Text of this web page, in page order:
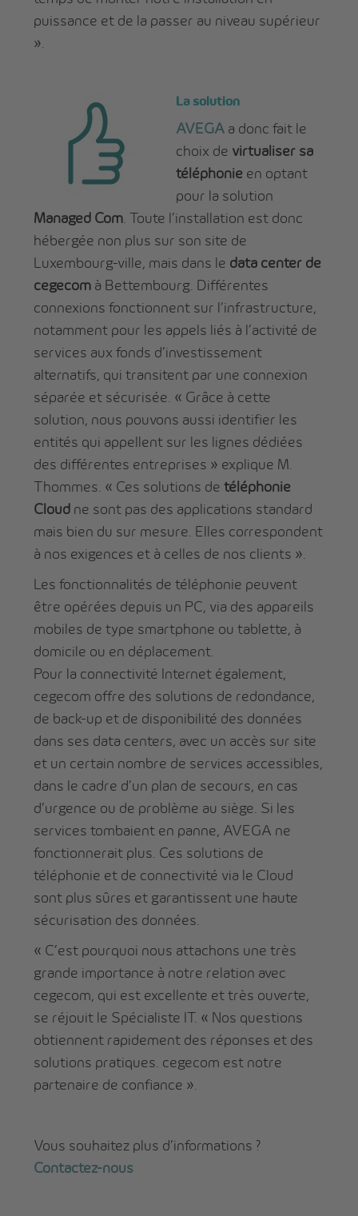
puissance et de la passer au niveau supérieur
».
La solution
AVEGA a donc fait le
choix de virtualiser sa
téléphonie en optant
pour la solution
Managed Com. Toute l’installation est donc
hébergée non plus sur son site de
Luxembourg-ville, mais dans le data center de
cegecom à Bettembourg. Différentes
connexions fonctionnent sur l’infrastructure,
notamment pour les appels liés à l’activité de
services aux fonds d’investissement
alternatifs, qui transitent par une connexion
séparée et sécurisée. « Grâce à cette
solution, nous pouvons aussi identifier les
entités qui appellent sur les lignes dédiées
des différentes entreprises » explique M.
Thommes. « Ces solutions detéléphonie
Cloud ne sont pas des applications standard
mais bien du sur mesure. Elles correspondent
à nos exigences et à celles de nos clients ».
Les fonctionnalités de téléphonie peuvent
être opérées depuis un PC, via des appareils
mobiles de type smartphone ou tablette, à
domicile ou en déplacement.
Pour la connectivité Internet également,
cegecom offre des solutions de redondance,
de back-up et de disponibilité des données
dans ses data centers, avec un accès sur site
et un certain nombre de services accessibles,
dans le cadre d’un plan de secours, en cas
d’urgence ou de problème au siège. Si les
services tombaient en panne, AVEGA ne
fonctionnerait plus. Ces solutions de
téléphonie et de connectivité via le Cloud
sont plus sûres et garantissent une haute
sécurisation des données.
« C’est pourquoi nous attachons une très
grande importance à notre relation avec
cegecom, qui est excellente et très ouverte,
se réjouit le Spécialiste IT. « Nos questions
obtiennent rapidement des réponses et des
solutions pratiques. cegecom est notre
partenaire de confiance ».
Vous souhaitez plus d’informations ?
Contactez-nous